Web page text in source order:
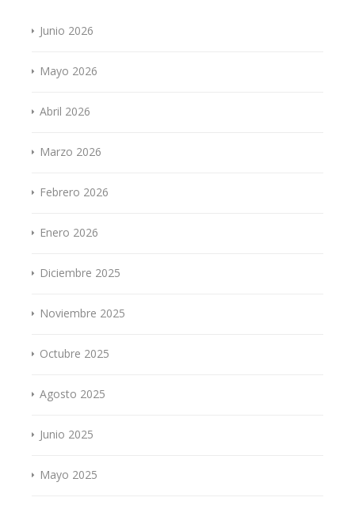
Junio 2026
Mayo 2026
Abril 2026
Marzo 2026
Febrero 2026
Enero 2026
Diciembre 2025
Noviembre 2025
Octubre 2025
Agosto 2025
Junio 2025
Mayo 2025